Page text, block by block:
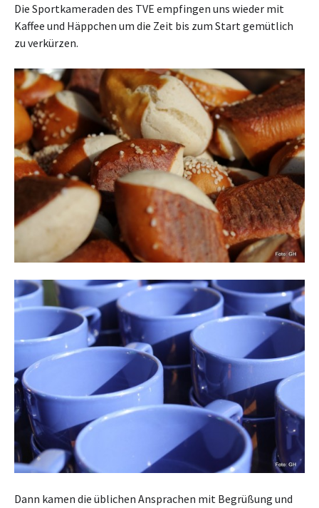
Die Sportkameraden des TVE empfingen uns wieder mit
Kaffee und Häppchen um die Zeit bis zum Start gemütlich
zu verkürzen.
Dann kamen die üblichen Ansprachen mit Begrüßung und